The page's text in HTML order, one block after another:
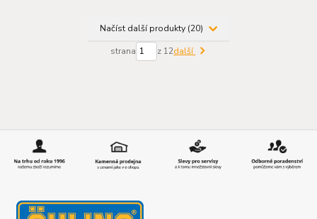
Načíst další produkty (20)
strana z 12další